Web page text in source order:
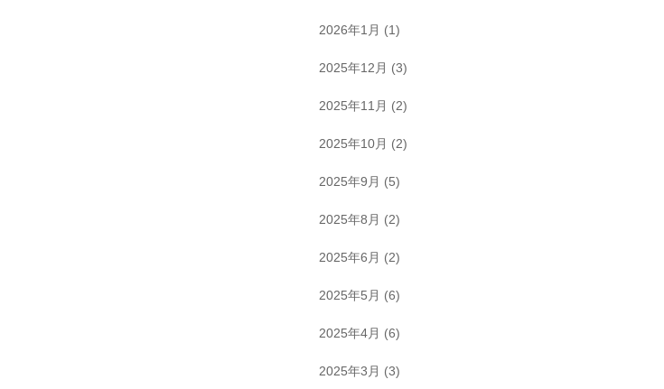
2026年1月 (1)
2025年12月 (3)
2025年11月 (2)
2025年10月 (2)
2025年9月 (5)
2025年8月 (2)
2025年6月 (2)
2025年5月 (6)
2025年4月 (6)
2025年3月 (3)